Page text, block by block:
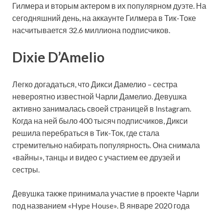
Гилмера и вторым актером в их популярном дуэте. На
сегодняшний день, на аккаунте Гилмера в Тик-Токе
насчитывается 32.6 миллиона подписчиков.
Dixie D’Amelio
Легко догадаться, что Дикси Дамелио – сестра
невероятно известной Чарли Дамелио. Девушка
активно занималась своей страницей в Instagram.
Когда на ней было 400 тысяч подписчиков, Дикси
решила перебраться в Тик-Ток, где стала
стремительно набирать популярность. Она снимала
«вайны», танцы и видео с участием ее друзей и
сестры.
Девушка также принимала участие в проекте Чарли
под названием «Hype House». В январе 2020 года